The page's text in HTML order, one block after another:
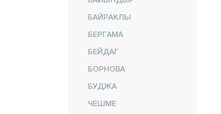
БАЙРАКЛЫ
БЕРГАМА
БЕЙДАГ
БОРНОВА
БУДЖА
ЧЕШМЕ